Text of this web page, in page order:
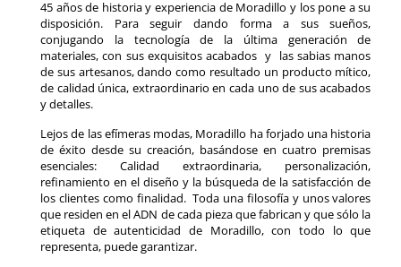
45 años de historia y experiencia de Moradillo y los pone a su
disposición. Para seguir dando forma a sus sueños,
conjugando la tecnología de la última generación de
materiales, con sus exquisitos acabados y las sabias manos
de sus artesanos, dando como resultado un producto mítico,
de calidad única, extraordinario en cada uno de sus acabados
y detalles.
Lejos de las efímeras modas, Moradillo ha forjado una historia
de éxito desde su creación, basándose en cuatro premisas
esenciales: Calidad extraordinaria, personalización,
refinamiento en el diseño y la búsqueda de la satisfacción de
los clientes como finalidad. Toda una filosofía y unos valores
que residen en el ADN de cada pieza que fabrican y que sólo la
etiqueta de autenticidad de Moradillo, con todo lo que
representa, puede garantizar.